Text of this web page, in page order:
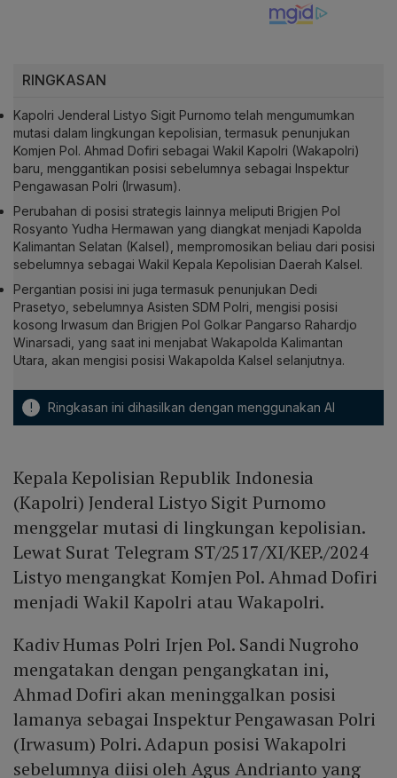
RINGKASAN
Kapolri Jenderal Listyo Sigit Purnomo telah mengumumkan
mutasi dalam lingkungan kepolisian, termasuk penunjukan
Komjen Pol. Ahmad Dofiri sebagai Wakil Kapolri (Wakapolri)
baru, menggantikan posisi sebelumnya sebagai Inspektur
Pengawasan Polri (Irwasum).
Perubahan di posisi strategis lainnya meliputi Brigjen Pol
Rosyanto Yudha Hermawan yang diangkat menjadi Kapolda
Kalimantan Selatan (Kalsel), mempromosikan beliau dari posisi
sebelumnya sebagai Wakil Kepala Kepolisian Daerah Kalsel.
Pergantian posisi ini juga termasuk penunjukan Dedi
Prasetyo, sebelumnya Asisten SDM Polri, mengisi posisi
kosong Irwasum dan Brigjen Pol Golkar Pangarso Rahardjo
Winarsadi, yang saat ini menjabat Wakapolda Kalimantan
Utara, akan mengisi posisi Wakapolda Kalsel selanjutnya.
! Ringkasan ini dihasilkan dengan menggunakan AI
Kepala Kepolisian Republik Indonesia
(Kapolri) Jenderal Listyo Sigit Purnomo
menggelar mutasi di lingkungan kepolisian.
Lewat Surat Telegram ST/2517/XI/KEP./2024
Listyo mengangkat Komjen Pol. Ahmad Dofiri
menjadi Wakil Kapolri atau Wakapolri.
Kadiv Humas Polri Irjen Pol. Sandi Nugroho
mengatakan dengan pengangkatan ini,
Ahmad Dofiri akan meninggalkan posisi
lamanya sebagai Inspektur Pengawasan Polri
(Irwasum) Polri. Adapun posisi Wakapolri
sebelumnya diisi oleh Agus Andrianto yang